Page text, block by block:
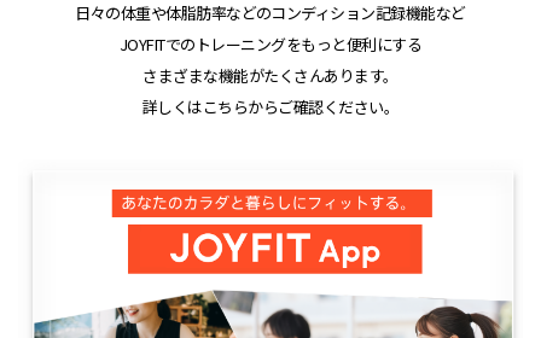
日々の体重や体脂肪率などのコンディション記録機能など
JOYFITでのトレーニングをもっと便利にする
さまざまな機能がたくさんあります。
詳しくはこちらからご確認ください。